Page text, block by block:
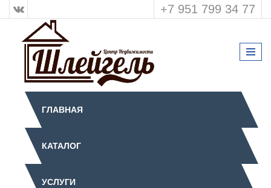
+7 951 799 34 77
ГЛАВНАЯ
КАТАЛОГ
УСЛУГИ